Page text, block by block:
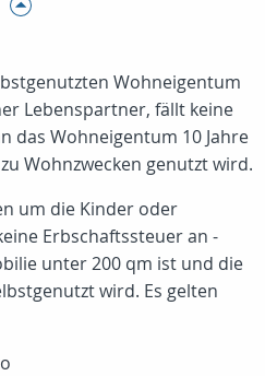
Wohneigentum
Lebenspartner, fällt keine
das Wohneigentum 10 Jahre
Wohnzwecken genutzt wird.
um die Kinder oder
Erbschaftssteuer an -
unter 200 qm ist und die
wird. Es gelten